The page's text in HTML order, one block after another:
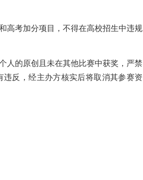
高考加分项目，不得在高校招生中违规
人的原创且未在其他比赛中获奖，严禁
反，经主办方核实后将取消其参赛资